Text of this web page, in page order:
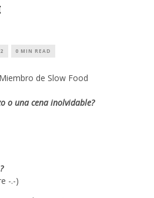
2 0 MIN READ
de Slow Food
o una cena inolvidable?
-.-)